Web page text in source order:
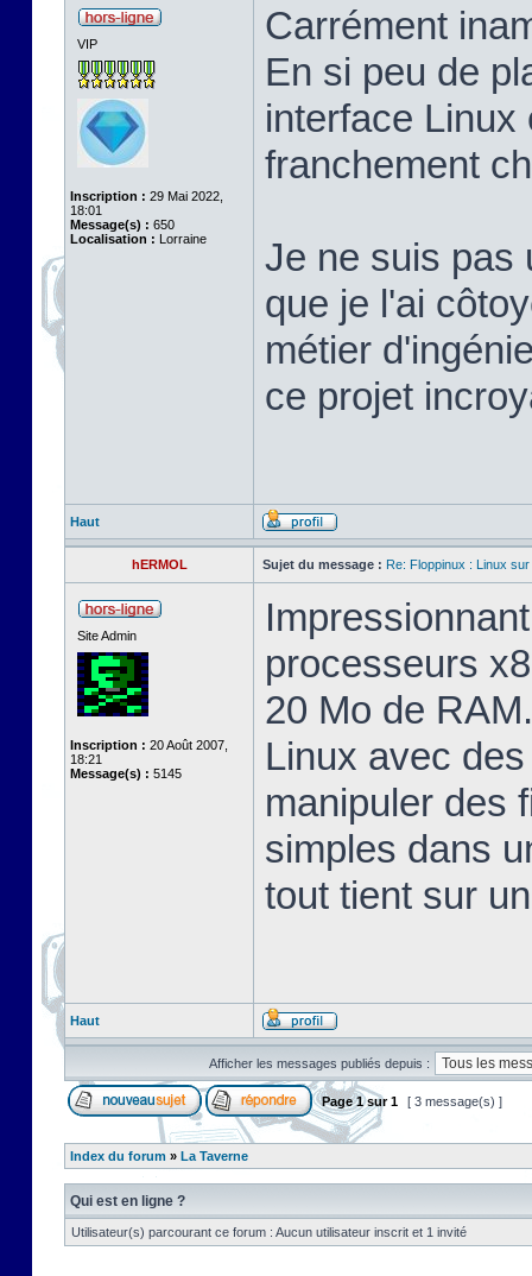
VIP
Inscription : 29 Mai 2022,
18:01
Message(s) : 650
Localisation : Lorraine
Carrément
En si peu de
interface Linux
franchement
Je ne suis pas
que je l'ai
métier
ce projet
Haut
hERMOL Sujet du message : Re: Floppinux : Linux
Site Admin
Inscription : 20 Août 2007,
18:21
Message(s) : 5145
processeurs
20 Mo de
Linux avec
manipuler des
simples dans
tout tient sur
Haut
Afficher les messages publiés depuis :
Page1sur1 [ 3 message(s) ]
Index du forum » La Taverne
Qui est en ligne ?
Utilisateur(s) parcourant ce forum : Aucun utilisateur inscrit et 1 invité